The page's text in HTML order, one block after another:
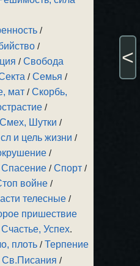
/
/
/Свобода
/Семья /
мат /Скорбь,
/
Смех, Шутки /
и цель жизни /
/
Спасение /Спорт /
войне /
телесные /
пришествие
Счастье, Успех.
плоть /Терпение
Св.Писания /
<